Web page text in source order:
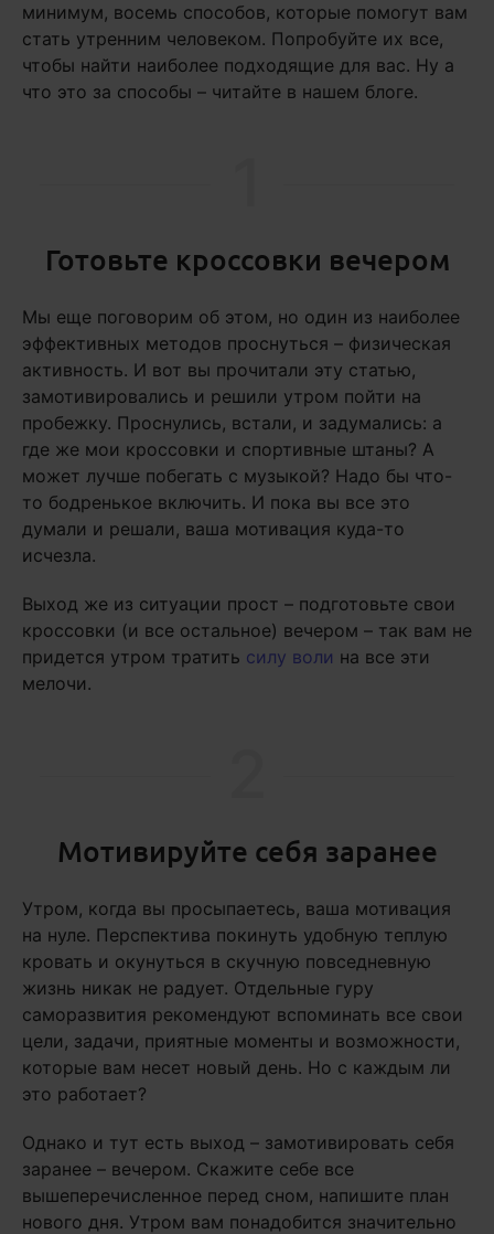
минимум, восемь способов, которые помогут вам
стать утренним человеком. Попробуйте их все,
чтобы найти наиболее подходящие для вас. Ну а
что это за способы – читайте в нашем блоге.
Готовьте кроссовки вечером
Мы еще поговорим об этом, но один из наиболее
эффективных методов проснуться – физическая
активность. И вот вы прочитали эту статью,
замотивировались и решили утром пойти на
пробежку. Проснулись, встали, и задумались: а
где же мои кроссовки и спортивные штаны? А
может лучше побегать с музыкой? Надо бы что-
то бодренькое включить. И пока вы все это
думали и решали, ваша мотивация куда-то
исчезла.
Выход же из ситуации прост – подготовьте свои
кроссовки (и все остальное) вечером – так вам не
придется утром тратить силу воли на все эти
мелочи.
Мотивируйте себя заранее
Утром, когда вы просыпаетесь, ваша мотивация
на нуле. Перспектива покинуть удобную теплую
кровать и окунуться в скучную повседневную
жизнь никак не радует. Отдельные гуру
саморазвития рекомендуют вспоминать все свои
цели, задачи, приятные моменты и возможности,
которые вам несет новый день. Но с каждым ли
это работает?
Однако и тут есть выход – замотивировать себя
заранее – вечером. Скажите себе все
вышеперечисленное перед сном, напишите план
нового дня. Утром вам понадобится значительно